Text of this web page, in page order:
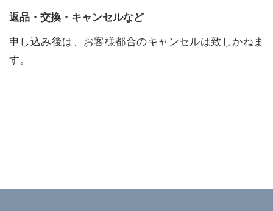
返品・交換・キャンセルなど
申し込み後は、お客様都合のキャンセルは致しかねま
す。